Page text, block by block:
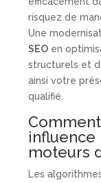
risquez de
Une
SEOen
structurels et
ainsi votre
qualifié.
influence
moteurs
Les